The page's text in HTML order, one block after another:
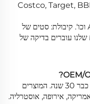
Costco, Target,
Auchan, Carrefour, Cenconsude וכו'. קיבולת: סטים של
שלנו עוברים בדיקה של
כן, אנו עובדים על הזמנות OEM ו-ODM כבר 30 שנה. המוצרים
אירופה, אוסטרליה.